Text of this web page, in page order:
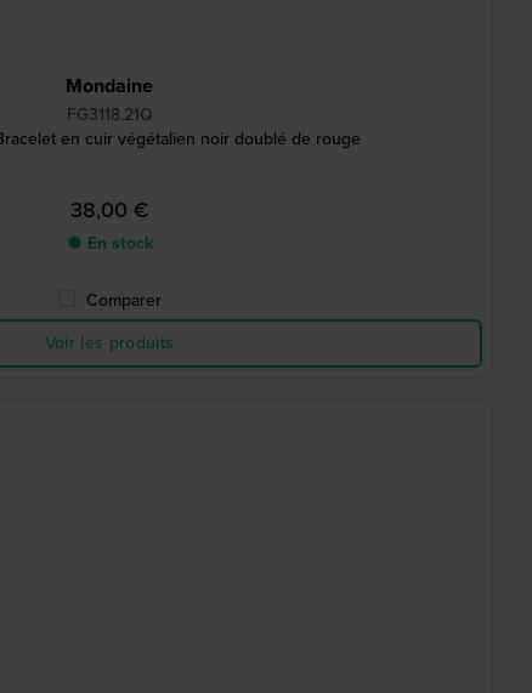
Mondaine
FG3118.21Q
en cuir végétalien noir doublé de rouge
38,00 €
● En stock
Comparer
Voir les produits